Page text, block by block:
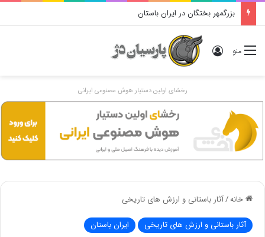
بزرگمهر بختگان در ایران باستان
منو ورود
رخشای اولین دستیار هوش مصنوعی ایرانی
خانه/آثار باستانی و ارزش های تاریخی
آثار باستانی و ارزش های تاریخی ایران باستان